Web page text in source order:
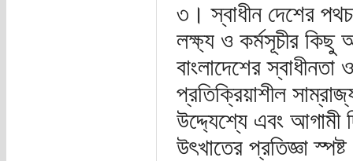
৩। স্বাধীন দেশের
লক্ষ্য ও কর্মসূচীর কিছু
বাংলাদেশের
প্রতিক্রিয়াশীল
উদ্দ্যেশ্যে এবং আগামী
উৎখাতের প্রতিজ্ঞা